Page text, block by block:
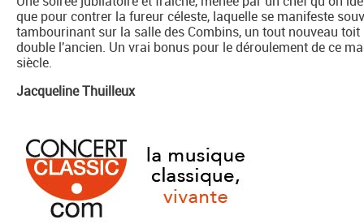
que pour contrer la fureur céleste, laquelle se manifeste
tambourinant sur la salle des Combins, un tout nouveau
double l'ancien. Un vrai bonus pour le déroulement de ce
siècle.
Jacqueline Thuilleux